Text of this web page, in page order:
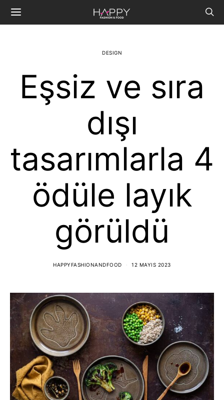
DESIGN
Eşsiz ve sıra
dışı
tasarımlarla 4
ödüle layık
görüldü
HAPPYFASHIONANDFOOD 12 MAYIS 2023